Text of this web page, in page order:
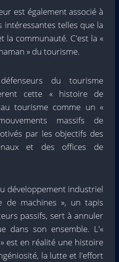
est également associé à
intéressantes telles que la
la communauté. C'est la «
» du tourisme.
du tourisme
cette « histoire de
tourisme comme un «
massifs de
par les objectifs des
et des offices de
développement industriel
de machines », un tapis
passifs, sert à annuler
dans son ensemble. L'«
est en réalité une histoire
la lutte et l'effort